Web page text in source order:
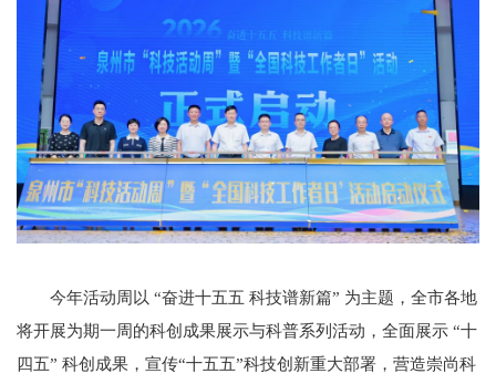
今年活动周以 “奋进十五五 科技谱新篇” 为主题，全市各地
将开展为期一周的科创成果展示与科普系列活动，全面展示 “十
四五” 科创成果，宣传“十五五”科技创新重大部署，营造崇尚科